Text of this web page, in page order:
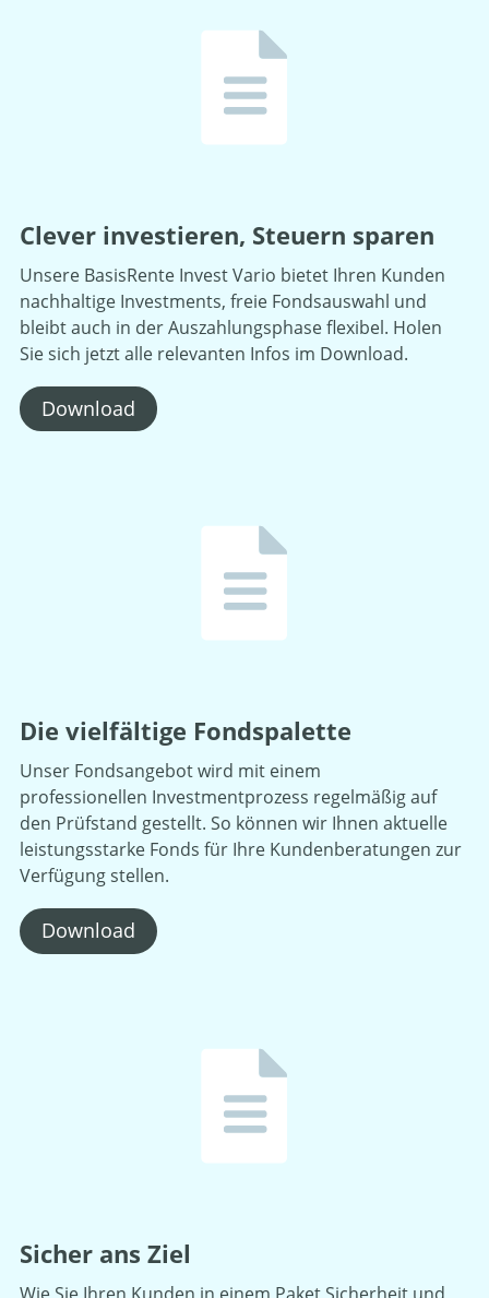
Clever investieren, Steuern sparen
Unsere BasisRente Invest Vario bietet Ihren Kunden
nachhaltige Investments, freie Fondsauswahl und
bleibt auch in der Auszahlungsphase flexibel. Holen
Sie sich jetzt alle relevanten Infos im Download.
Download
Die vielfältige Fondspalette
Unser Fondsangebot wird mit einem
professionellen Investmentprozess regelmäßig auf
den Prüfstand gestellt. So können wir Ihnen aktuelle
leistungsstarke Fonds für Ihre Kundenberatungen zur
Verfügung stellen.
Download
Sicher ans Ziel